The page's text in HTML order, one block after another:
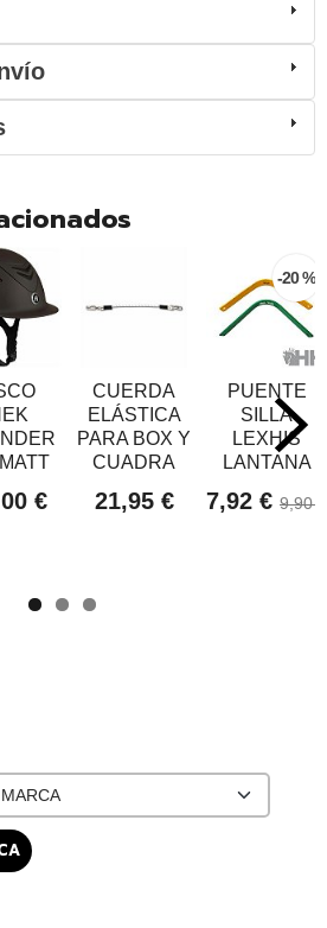
€
CUERDA
ELÁSTICA
PARA BOX Y
CUADRA
21,95 €
-20 %
PUENTE
SILLA
LEXHIS
LANTANA
7,92 € 9,90 €